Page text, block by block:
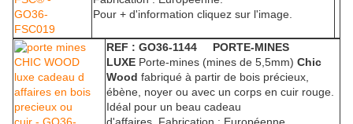
Pour + d'information cliquez sur l'image.
REF : GO36-1144 PORTE-MINES
LUXE Porte-mines (mines de 5,5mm) Chic
Wood fabriqué à partir de bois précieux,
ébène, noyer ou avec un corps en cuir rouge.
Idéal pour un beau cadeau